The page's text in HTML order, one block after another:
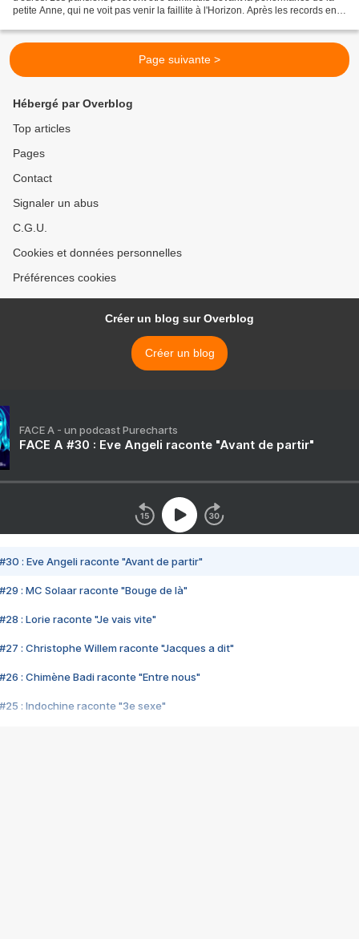
petite Anne, qui ne voit pas venir la faillite à l'Horizon. Après les records en
Page suivante >
Hébergé par Overblog
Top articles
Pages
Contact
Signaler un abus
C.G.U.
Cookies et données personnelles
Préférences cookies
Créer un blog sur Overblog
Créer un blog
FACE A - un podcast Purecharts
FACE A #30 : Eve Angeli raconte "Avant de partir"
#30 : Eve Angeli raconte "Avant de partir"
#29 : MC Solaar raconte "Bouge de là"
#28 : Lorie raconte "Je vais vite"
#27 : Christophe Willem raconte "Jacques a dit"
#26 : Chimène Badi raconte "Entre nous"
#25 : Indochine raconte "3e sexe"